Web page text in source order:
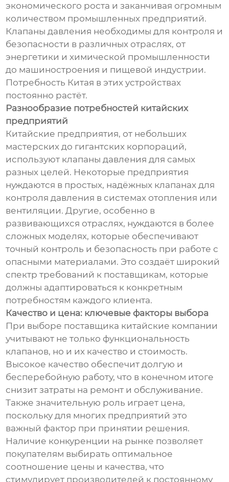
экономического роста и заканчивая огромным
количеством промышленных предприятий.
Клапаны давления необходимы для контроля и
безопасности в различных отраслях, от
энергетики и химической промышленности
до машиностроения и пищевой индустрии.
Потребность Китая в этих устройствах
постоянно растёт.
Разнообразие потребностей китайских
предприятий
Китайские предприятия, от небольших
мастерских до гигантских корпораций,
используют клапаны давления для самых
разных целей. Некоторые предприятия
нуждаются в простых, надёжных клапанах для
контроля давления в системах отопления или
вентиляции. Другие, особенно в
развивающихся отраслях, нуждаются в более
сложных моделях, которые обеспечивают
точный контроль и безопасность при работе с
опасными материалами. Это создаёт широкий
спектр требований к поставщикам, которые
должны адаптироваться к конкретным
потребностям каждого клиента.
Качество и цена: ключевые факторы выбора
При выборе поставщика китайские компании
учитывают не только функциональность
клапанов, но и их качество и стоимость.
Высокое качество обеспечит долгую и
бесперебойную работу, что в конечном итоге
снизит затраты на ремонт и обслуживание.
Также значительную роль играет цена,
поскольку для многих предприятий это
важный фактор при принятии решения.
Наличие конкуренции на рынке позволяет
покупателям выбирать оптимальное
соотношение цены и качества, что
стимулирует производителей к постоянному